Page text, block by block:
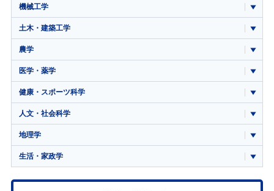
機械工学
土木・建築工学
農学
医学・薬学
健康・スポーツ科学
人文・社会科学
地理学
生活・家政学